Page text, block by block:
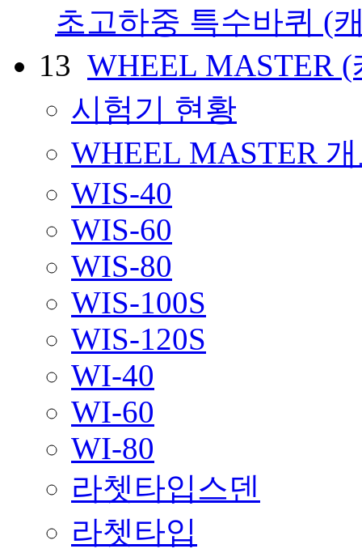
초고하중 특수바퀴 (
13 WHEEL MASTER (
시험기 현황
WHEEL MASTER
WIS-40
WIS-60
WIS-80
WIS-100S
WIS-120S
WI-40
WI-60
WI-80
라쳇타입스덴
라쳇타입